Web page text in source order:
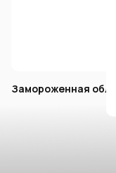
Замороженная